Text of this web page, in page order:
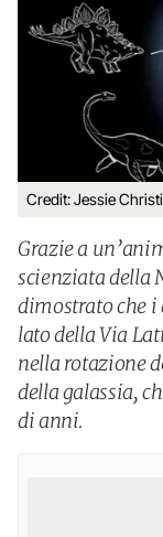
Credit: Jessie
Grazie a
scienziata della
dimostrato che
lato della Via
nella rotazione
della galassia,
di anni.